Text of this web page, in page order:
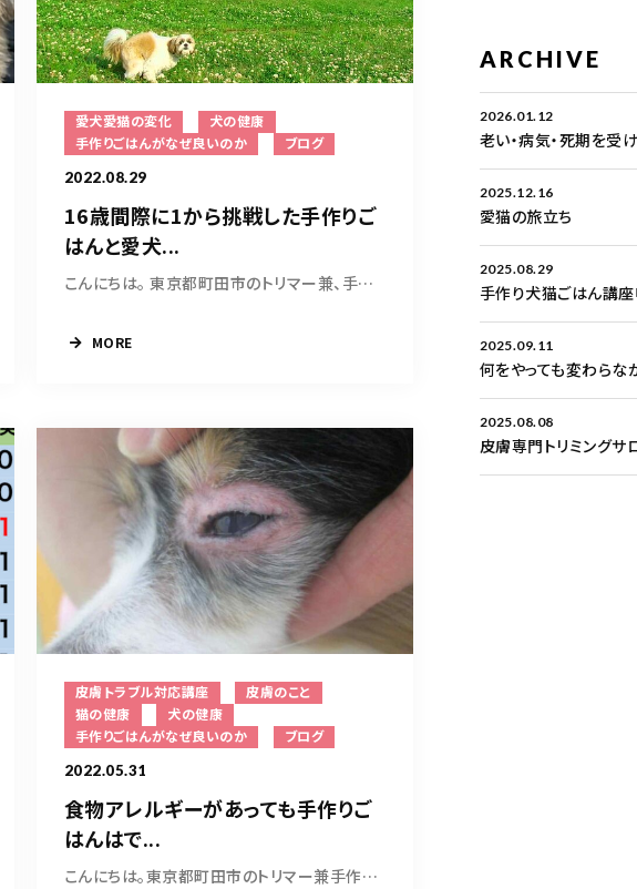
愛犬愛猫の変化
犬の健康
手作りごはんがなぜ良いのか
ブログ
2022.08.29
16歳間際に1から挑戦した手作りご
はんと愛犬...
こんにちは。 東京都町田市のトリマー兼、手作り...
MORE
皮膚トラブル対応講座
皮膚のこと
猫の健康
犬の健康
手作りごはんがなぜ良いのか
ブログ
2022.05.31
食物アレルギーがあっても手作りご
はんはで...
こんにちは。東京都町田市のトリマー兼手作り犬...
ARCHIVE
2026.01.12
老い・病気・死期を受
2025.12.16
愛猫の旅立ち
2025.08.29
手作り犬猫ごはん講
2025.09.11
何をやっても変わらな
2025.08.08
皮膚専門トリミング